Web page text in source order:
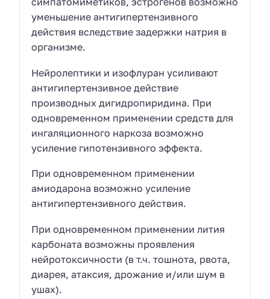
уменьшение антигипертензивного
действия вследствие задержки натрия в
организме.
Нейролептики и изофлуран усиливают
антигипертензивное действие
производных дигидропиридина. При
одновременном применении средств для
ингаляционного наркоза возможно
усиление гипотензивного эффекта.
При одновременном применении
амиодарона возможно усиление
антигипертензивного действия.
При одновременном применении лития
карбоната возможны проявления
нейротоксичности (в т.ч. тошнота, рвота,
диарея, атаксия, дрожание и/или шум в
ушах).